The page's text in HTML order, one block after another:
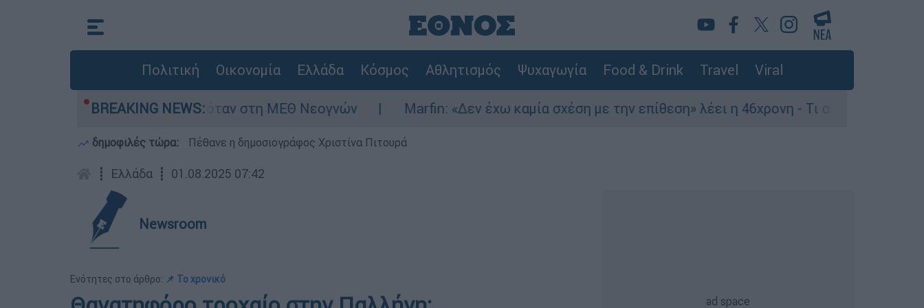
Πολιτική Οικονομία Ελλάδα Κόσμος Αθλητισμός Ψυχαγωγία Food & Drink Travel Viral
BREAKING NEWS:
8 ημερών - Νοσηλευόταν στη ΜΕΘ Νεογνών Marfin: «Δεν έχω καμία σχέση με την επίθεση» λέει η 46χρονη - Τι αποκάλυψε στους
δημοφιλές τώρα: Πέθανε η δημοσιογράφος Χριστίνα Πιτουρά
┋ Ελλάδα ┋ 01.08.2025 07:42
Newsroom
Ενότητες στο άρθρο: 📌 Το χρονικό